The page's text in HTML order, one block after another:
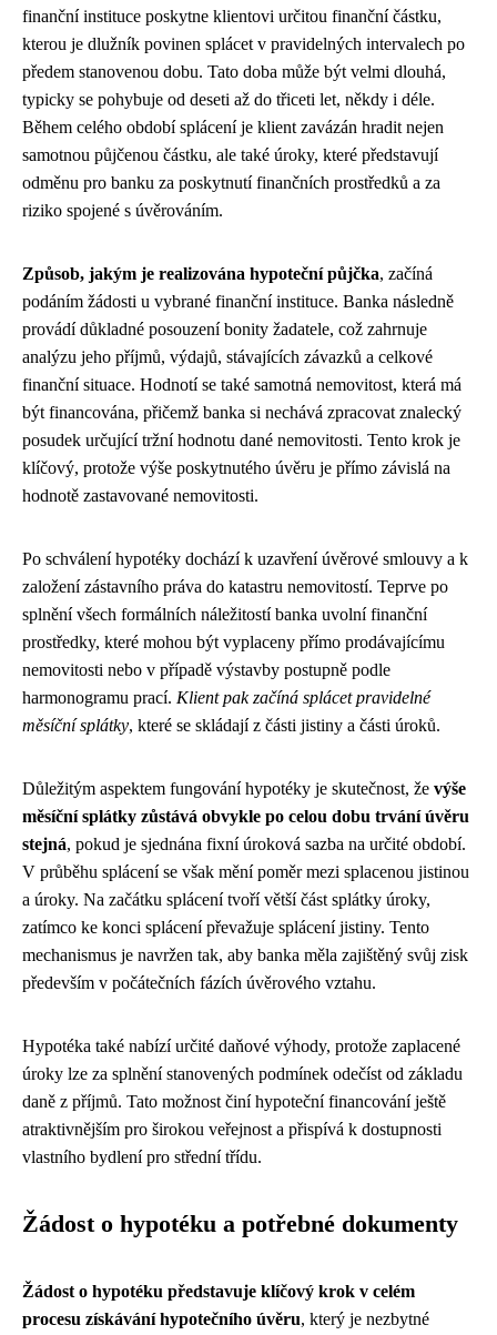
finanční instituce poskytne klientovi určitou finanční částku,
kterou je dlužník povinen splácet v pravidelných intervalech po
předem stanovenou dobu. Tato doba může být velmi dlouhá,
typicky se pohybuje od deseti až do třiceti let, někdy i déle.
Během celého období splácení je klient zavázán hradit nejen
samotnou půjčenou částku, ale také úroky, které představují
odměnu pro banku za poskytnutí finančních prostředků a za
riziko spojené s úvěrováním.
Způsob, jakým je realizována hypoteční půjčka, začíná
podáním žádosti u vybrané finanční instituce. Banka následně
provádí důkladné posouzení bonity žadatele, což zahrnuje
analýzu jeho příjmů, výdajů, stávajících závazků a celkové
finanční situace. Hodnotí se také samotná nemovitost, která má
být financována, přičemž banka si nechává zpracovat znalecký
posudek určující tržní hodnotu dané nemovitosti. Tento krok je
klíčový, protože výše poskytnutého úvěru je přímo závislá na
hodnotě zastavované nemovitosti.
Po schválení hypotéky dochází k uzavření úvěrové smlouvy a k
založení zástavního práva do katastru nemovitostí. Teprve po
splnění všech formálních náležitostí banka uvolní finanční
prostředky, které mohou být vyplaceny přímo prodávajícímu
nemovitosti nebo v případě výstavby postupně podle
harmonogramu prací. Klient pak začíná splácet pravidelné
měsíční splátky, které se skládají z části jistiny a části úroků.
Důležitým aspektem fungování hypotéky je skutečnost, že výše
měsíční splátky zůstává obvykle po celou dobu trvání úvěru
stejná, pokud je sjednána fixní úroková sazba na určité období.
V průběhu splácení se však mění poměr mezi splacenou jistinou
a úroky. Na začátku splácení tvoří větší část splátky úroky,
zatímco ke konci splácení převažuje splácení jistiny. Tento
mechanismus je navržen tak, aby banka měla zajištěný svůj zisk
především v počátečních fázích úvěrového vztahu.
Hypotéka také nabízí určité daňové výhody, protože zaplacené
úroky lze za splnění stanovených podmínek odečíst od základu
daně z příjmů. Tato možnost činí hypoteční financování ještě
atraktivnějším pro širokou veřejnost a přispívá k dostupnosti
vlastního bydlení pro střední třídu.
Žádost o hypotéku a potřebné dokumenty
Žádost o hypotéku představuje klíčový krok v celém
procesu získávání hypotečního úvěru, který je nezbytné